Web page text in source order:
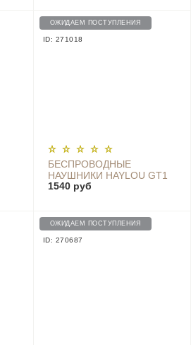
ОЖИДАЕМ ПОСТУПЛЕНИЯ
ID: 271018
БЕСПРОВОДНЫЕ
НАУШНИКИ HAYLOU GT1
PRO TWS EARBUDS,
1540 руб
ОЖИДАЕМ ПОСТУПЛЕНИЯ
ID: 270687